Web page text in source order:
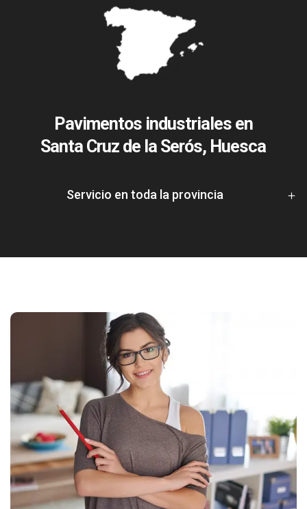
Pavimentos industriales en
Santa Cruz de la Serós, Huesca
Servicio en toda la provincia